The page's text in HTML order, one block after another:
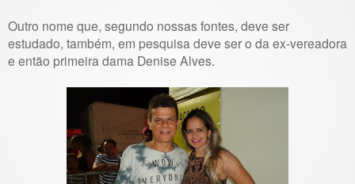
Outro nome que, segundo nossas fontes, deve ser
estudado, também, em pesquisa deve ser o da ex-vereadora
e então primeira dama Denise Alves.